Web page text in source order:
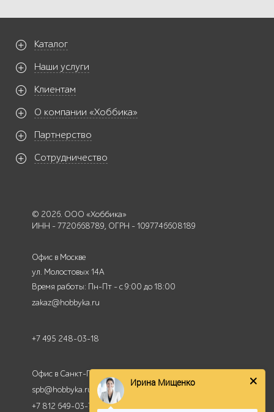
Каталог
Наши услуги
Клиентам
О компании «Хоббика»
Партнерство
Сотрудничество
© 2026. ООО «Хоббика»
ИНН - 7720668789, ОГРН - 1097746608189
Офис в Москве
ул. Молостовых 14А
Время работы: Пн-Пт - с 9:00 до 18:00
zakaz@hobbyka.ru
+7 495 248-03-18
Офис в Санкт-Петербурге
spb@hobbyka.ru
+7 812 649-03-73
Здравствуйте!